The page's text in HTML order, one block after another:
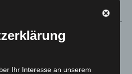
Weingenuss: Barbara-
Mehring zeigt ihre Werke im
Ihr Interesse an unserem